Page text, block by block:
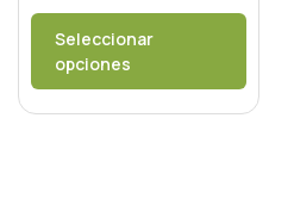
Seleccionar
opciones